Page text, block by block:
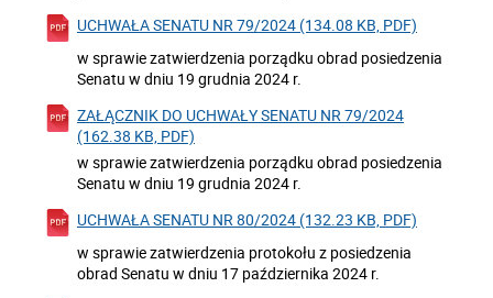
UCHWAŁA SENATU NR 79/2024 (134.08 KB, PDF)
w sprawie zatwierdzenia porządku obrad posiedzenia
Senatu w dniu 19 grudnia 2024 r.
ZAŁĄCZNIK DO UCHWAŁY SENATU NR 79/2024
(162.38 KB, PDF)
w sprawie zatwierdzenia porządku obrad posiedzenia
Senatu w dniu 19 grudnia 2024 r.
UCHWAŁA SENATU NR 80/2024 (132.23 KB, PDF)
w sprawie zatwierdzenia protokołu z posiedzenia
obrad Senatu w dniu 17 października 2024 r.